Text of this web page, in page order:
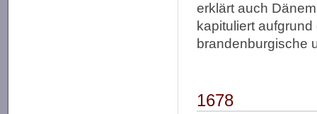
erklärt auch
kapituliert
brandenburgische
1678